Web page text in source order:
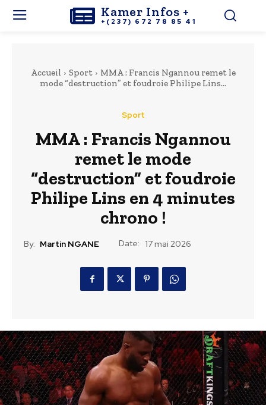
Kamer Infos +
+(237) 672 78 85 41
Accueil Sport
MMA : Francis Ngannou remet le
mode “destruction” et foudroie Philipe Lins...
Sport
MMA : Francis Ngannou
remet le mode
“destruction” et foudroie
Philipe Lins en 4 minutes
chrono !
By: Martin NGANE Date: 17 mai 2026